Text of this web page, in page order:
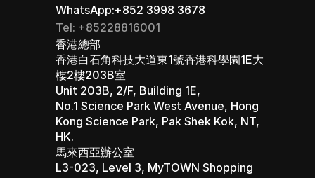
WhatsApp:+852 3998 3678
Tel: +85228816001
香港總部
香港白石角科技大道東1號香港科學園1E大
樓2樓203B室
Unit 203B, 2/F, Building 1E,
No.1 Science Park West Avenue, Hong
Kong Science Park, Pak Shek Kok, NT,
HK.
馬來西亞辦公室
L3-023, Level 3, MyTOWN Shopping